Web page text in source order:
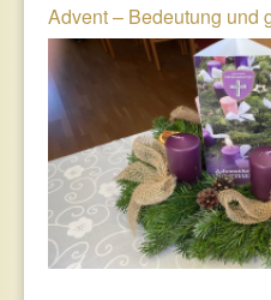
Advent – Bedeutung und